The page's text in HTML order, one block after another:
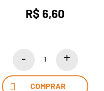
R$ 6,60
COMPRAR